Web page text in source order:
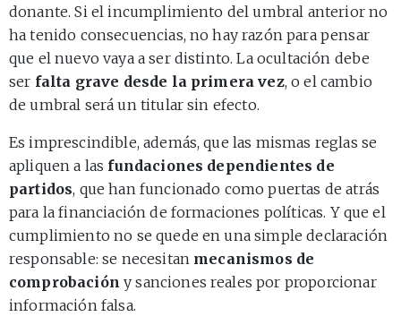
donante. Si el incumplimiento del umbral anterior no
ha tenido consecuencias, no hay razón para pensar
que el nuevo vaya a ser distinto. La ocultación debe
ser falta grave desde la primera vez, o el cambio
de umbral será un titular sin efecto.
Es imprescindible, además, que las mismas reglas se
apliquen a las fundaciones dependientes de
partidos, que han funcionado como puertas de atrás
para la financiación de formaciones políticas. Y que el
cumplimiento no se quede en una simple declaración
responsable: se necesitan mecanismos de
comprobación y sanciones reales por proporcionar
información falsa.